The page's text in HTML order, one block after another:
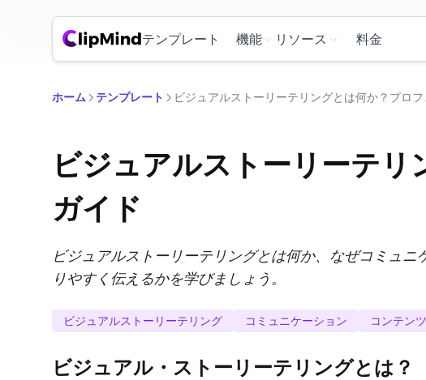
テンプレート 機能 リソース 料金
ホーム テンプレート ビジュアルストーリーテリングとは何か？プロ
ビジュアルストーリーテ
ガイド
ビジュアルストーリーテリングとは何か、なぜコミュ
りやすく伝えるかを学びましょう。
ビジュアルストーリーテリング コミュニケーション コンテン
ビジュアル・ストーリーテリングとは？